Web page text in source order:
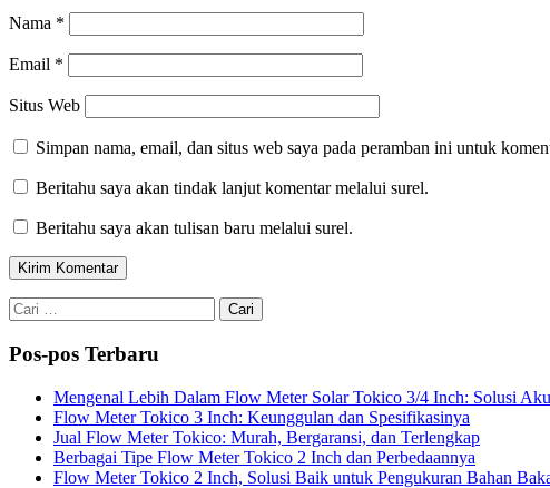
Nama *
Email *
Situs Web
Simpan nama, email, dan situs web saya pada peramban ini untuk
Beritahu saya akan tindak lanjut komentar melalui surel.
Beritahu saya akan tulisan baru melalui surel.
Cari
untuk:
Pos-pos Terbaru
Mengenal Lebih Dalam Flow Meter Solar Tokico 3/4 Inch: Solusi
Flow Meter Tokico 3 Inch: Keunggulan dan Spesifikasinya
Jual Flow Meter Tokico: Murah, Bergaransi, dan Terlengkap
Berbagai Tipe Flow Meter Tokico 2 Inch dan Perbedaannya
Flow Meter Tokico 2 Inch, Solusi Baik untuk Pengukuran Bahan